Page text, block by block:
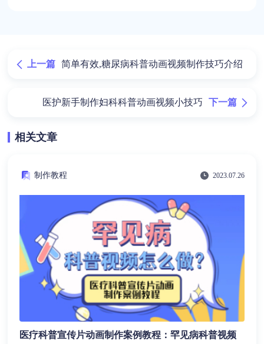
上一篇 简单有效,糖尿病科普动画视频制作技巧介绍
医护新手制作妇科科普动画视频小技巧 下一篇
相关文章
制作教程 2023.07.26
医疗科普宣传片动画制作案例教程：罕见病科普视频